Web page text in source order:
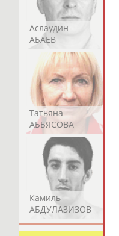
Аслаудин
АБАЕВ
Татьяна
АББЯСОВА
Камиль
АБДУЛАЗИЗОВ
Анатолий
ЦАРИК